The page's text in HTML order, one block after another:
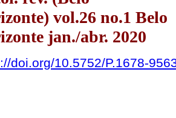
vol.26 no.1 Belo
jan./abr. 2020
doi.org/10.5752/P.1678-